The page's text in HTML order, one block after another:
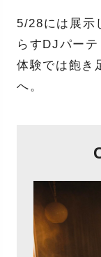
5/28には展示
らすDJパー
体験では飽き
へ。